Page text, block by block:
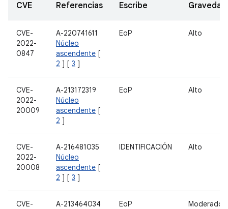
CVE Referencias Escribe Gravedad
CVE-
2022-
0847
A-220741611
Núcleo
ascendente [
2 ] [ 3 ]
EoP Alto
CVE-
2022-
20009
A-213172319
Núcleo
ascendente [
2 ]
EoP Alto
CVE-
2022-
20008
A-216481035
Núcleo
ascendente [
2 ] [ 3 ]
IDENTIFICACIÓN Alto
CVE-
A-213464034
EoP Moderado